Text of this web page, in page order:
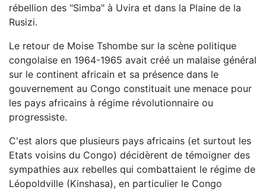
rébellion des "Simba" à Uvira et dans la Plaine de la
Rusizi.
Le retour de Moise Tshombe sur la scène politique
congolaise en 1964-1965 avait créé un malaise général
sur le continent africain et sa présence dans le
gouvernement au Congo constituait une menace pour
les pays africains à régime révolutionnaire ou
progressiste.
C'est alors que plusieurs pays africains (et surtout les
Etats voisins du Congo) décidèrent de témoigner des
sympathies aux rebelles qui combattaient le régime de
Léopoldville (Kinshasa), en particulier le Congo